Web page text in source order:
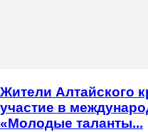
Жители Алтайского
участие в
«Молодые таланты...